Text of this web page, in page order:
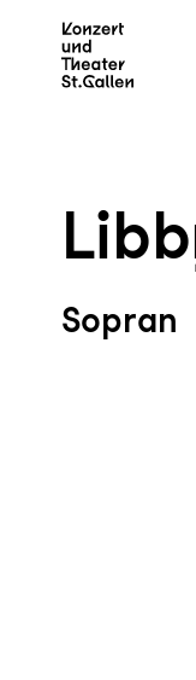
Sopran